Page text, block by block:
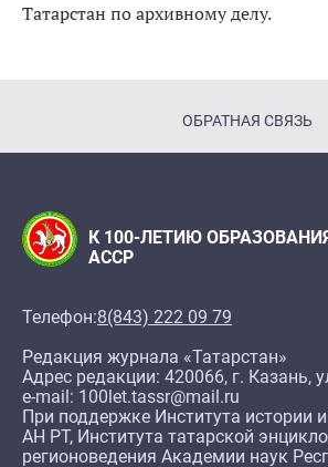
Татарстан по архивному делу.
ОБРАТНАЯ СВЯЗЬ
К 100-ЛЕТИЮ
АССР
Телефон:8(843) 222 09 79
Редакция журнала «Татарстан»
Адрес редакции: 420066, г. Казань,
e-mail: 100let.tassr@mail.ru
При поддержке Института
АН РТ, Института татарской
регионоведения Академии наук